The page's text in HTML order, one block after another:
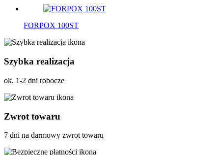
FORPOX 100ST
Szybka realizacja
ok. 1-2 dni robocze
Zwrot towaru
7 dni na darmowy zwrot towaru